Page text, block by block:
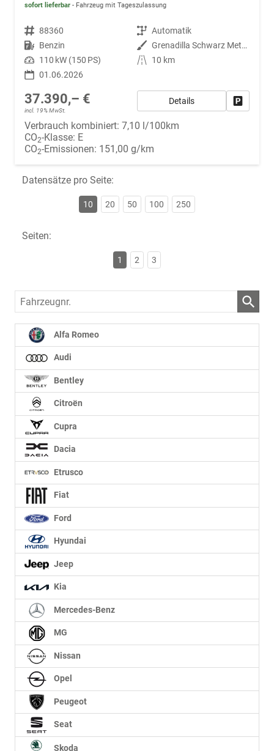
sofort lieferbar Fahrzeug mit Tageszulassung
Fahrzeugnr. 88360 Getriebe Automatik
Kraftstoff Benzin Außenfarbe
Grenadilla Schwarz Metallic
Leistung 110 kW (150 PS) Kilometerstand
10 km
01.06.2026
37.390,– €
incl. 19% MwSt.
Details
Verbrauch kombiniert: 7,10 l/100km
CO2-Klasse: E
CO2-Emissionen: 151,00 g/km
Datensätze pro Seite:
10 20 50 100 250
Seiten:
1 2 3
Fahrzeugnr.
Alfa Romeo
Audi
Bentley
Citroën
Cupra
Dacia
Etrusco
Fiat
Ford
Hyundai
Jeep
Kia
Mercedes-Benz
MG
Nissan
Opel
Peugeot
Seat
Skoda